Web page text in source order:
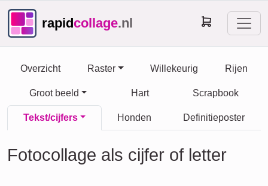
rapidcollage.nl
Overzicht Raster Willekeurig Rijen
Groot beeld Hart Scrapbook
Tekst/cijfers Honden Definitieposter
Fotocollage als cijfer of letter